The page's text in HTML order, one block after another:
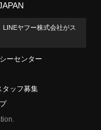
LINEヤフー株式会社がス
ーセンター
タッフ募集